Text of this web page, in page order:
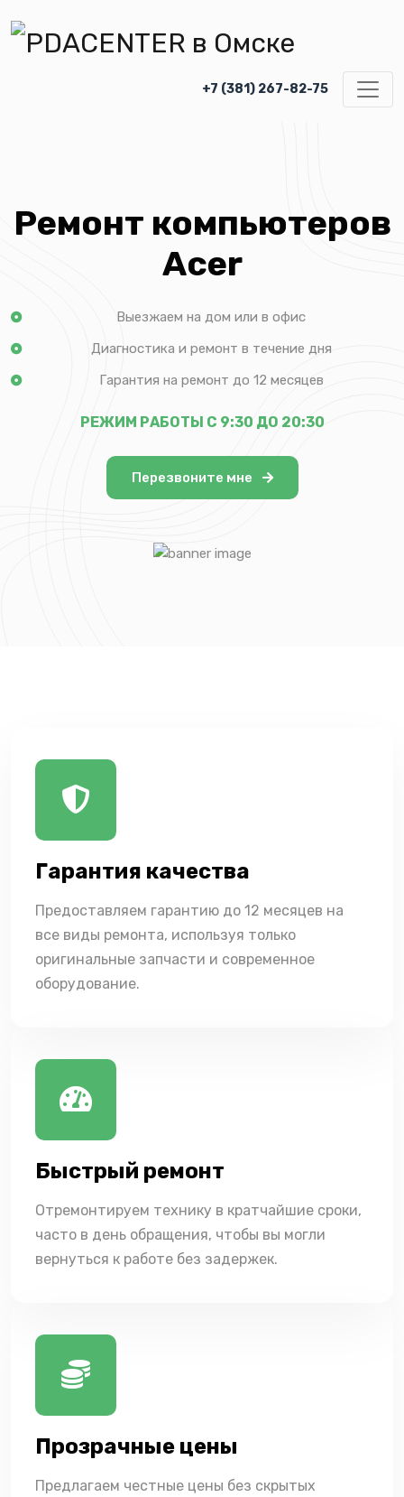
+7 (381) 267-82-75
Ремонт компьютеров
Acer
Выезжаем на дом или в офис
Диагностика и ремонт в течение дня
Гарантия на ремонт до 12 месяцев
РЕЖИМ РАБОТЫ С 9:30 ДО 20:30
Перезвоните мне
Гарантия качества
Предоставляем гарантию до 12 месяцев на
все виды ремонта, используя только
оригинальные запчасти и современное
оборудование.
Быстрый ремонт
Отремонтируем технику в кратчайшие сроки,
часто в день обращения, чтобы вы могли
вернуться к работе без задержек.
Прозрачные цены
Предлагаем честные цены без скрытых